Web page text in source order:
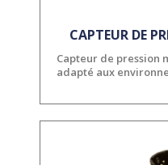
CAPTEUR DE
Capteur de pression
adapté aux